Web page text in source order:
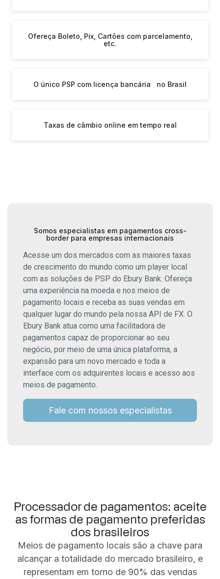
Ofereça Boleto, Pix, Cartões com parcelamento,
etc.
O único PSP com licença bancária no Brasil
Taxas de câmbio online em tempo real
Somos especialistas em pagamentos cross-
border para empresas internacionais
Acesse um dos mercados com as maiores taxas
de crescimento do mundo como um player local
com as soluções de PSP do Ebury Bank. Ofereça
uma experiência na moeda e nos meios de
pagamento locais e receba as suas vendas em
qualquer lugar do mundo pela nossa API de FX. O
Ebury Bank atua como uma facilitadora de
pagamentos capaz de proporcionar ao seu
negócio, por meio de uma única plataforma, a
expansão para um novo mercado e toda a
interface com os adquirentes locais e acesso aos
meios de pagamento.
Fale com nossos especialistas
Processador de pagamentos: aceite
as formas de pagamento preferidas
dos brasileiros
Meios de pagamento locais são a chave para
alcançar a totalidade do mercado brasileiro, e
representam em torno de 90% das vendas